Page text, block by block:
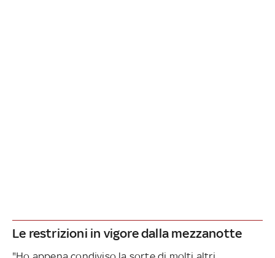
Le restrizioni in vigore dalla mezzanotte